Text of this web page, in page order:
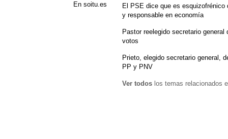
En soitu.es
El PSE dice que es
y responsable en economía
Pastor reelegido secretario
votos
Prieto, elegido secretario general,
PP y PNV
Ver todos los temas relacionados